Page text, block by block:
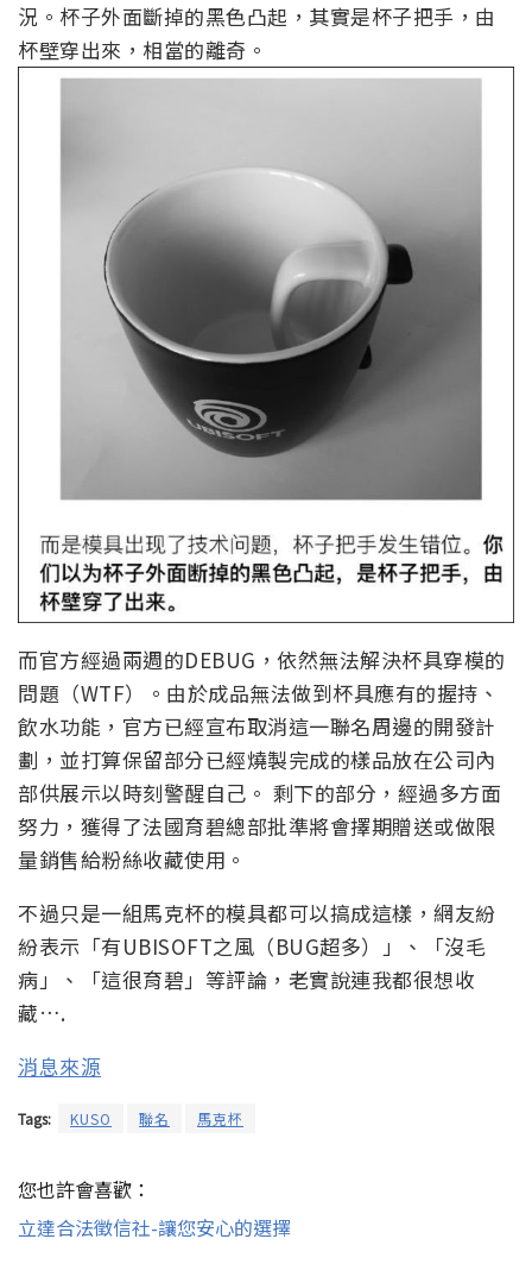
況。杯子外面斷掉的黑色凸起，其實是杯子把手，由
杯壁穿出來，相當的離奇。
而官方經過兩週的DEBUG，依然無法解決杯具穿模的
問題（WTF）。由於成品無法做到杯具應有的握持、
飲水功能，官方已經宣布取消這一聯名周邊的開發計
劃，並打算保留部分已經燒製完成的樣品放在公司內
部供展示以時刻警醒自己。 剩下的部分，經過多方面
努力，獲得了法國育碧總部批準將會擇期贈送或做限
量銷售給粉絲收藏使用。
不過只是一組馬克杯的模具都可以搞成這樣，網友紛
紛表示「有UBISOFT之風（BUG超多）」、「沒毛
病」、「這很育碧」等評論，老實說連我都很想收
藏….
消息來源
Tags: KUSO 聯名 馬克杯
您也許會喜歡：
立達合法徵信社-讓您安心的選擇